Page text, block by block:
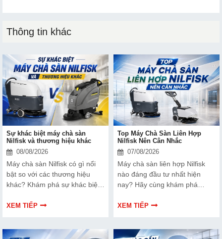
Thông tin khác
Sự khác biệt máy chà sàn
Nilfisk và thương hiệu khác
08/08/2026
Máy chà sàn Nilfisk có gì nổi
bật so với các thương hiệu
khác? Khám phá sự khác biệt
nghệ, khả năng vận hành và
XEM TIẾP
Top Máy Chà Sàn Liên Hợp
Nilfisk Nên Cân Nhắc
07/08/2026
Máy chà sàn liên hợp Nilfisk
nào đáng đầu tư nhất hiện
nay? Hãy cùng khám phá
viết dưới đây.
XEM TIẾP